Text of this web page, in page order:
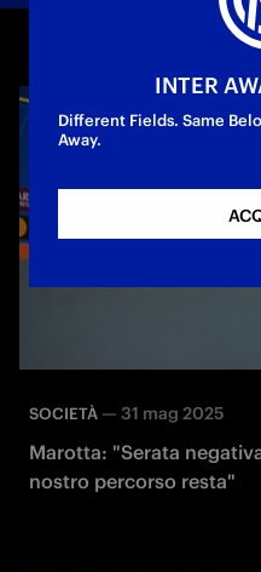
SOCIETÀ — 31 mag 2025
Marotta: "Serata
nostro percorso resta"
INTER
Different Fields. Same
Away.